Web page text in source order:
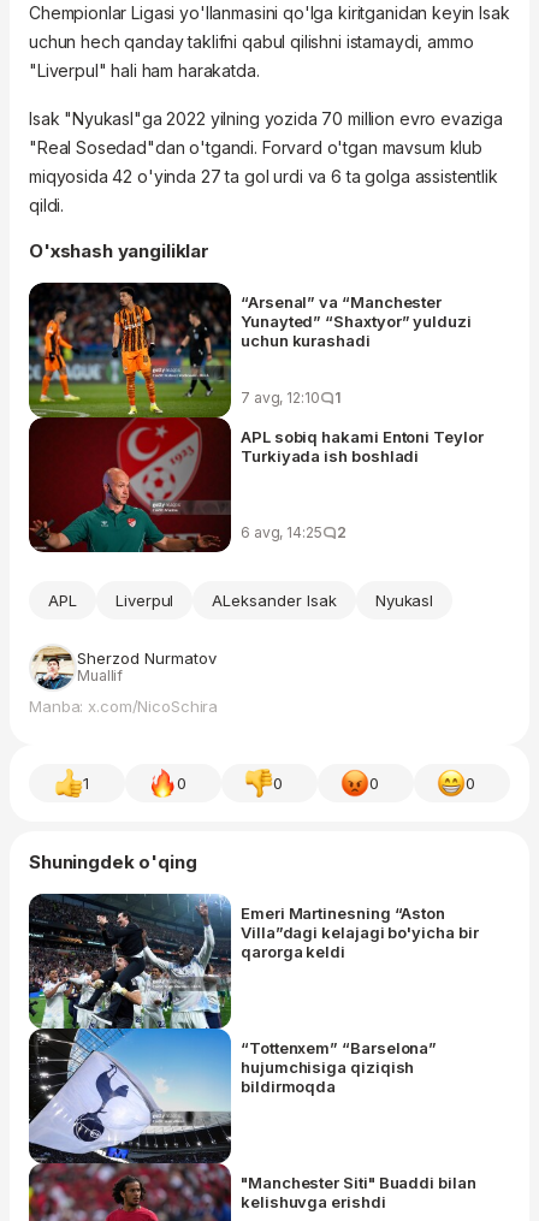
Chempionlar Ligasi yo'llanmasini qo'lga kiritganidan keyin Isak
uchun hech qanday taklifni qabul qilishni istamaydi, ammo
"Liverpul" hali ham harakatda.
Isak "Nyukasl"ga 2022 yilning yozida 70 million evro evaziga
"Real Sosedad"dan o'tgandi. Forvard o'tgan mavsum klub
miqyosida 42 o'yinda 27 ta gol urdi va 6 ta golga assistentlik
qildi.
O'xshash yangiliklar
“Arsenal” va “Manchester
Yunayted” “Shaxtyor” yulduzi
uchun kurashadi
7 avg, 12:10 1
APL sobiq hakami Entoni Teylor
Turkiyada ish boshladi
6 avg, 14:25 2
APL Liverpul ALeksander Isak Nyukasl
Sherzod Nurmatov
Muallif
Manba: x.com/NicoSchira
1 0 0 0 0
Shuningdek o'qing
Emeri Martinesning “Aston
Villa”dagi kelajagi bo'yicha bir
qarorga keldi
“Tottenxem” “Barselona”
hujumchisiga qiziqish
bildirmoqda
"Manchester Siti" Buaddi bilan
kelishuvga erishdi